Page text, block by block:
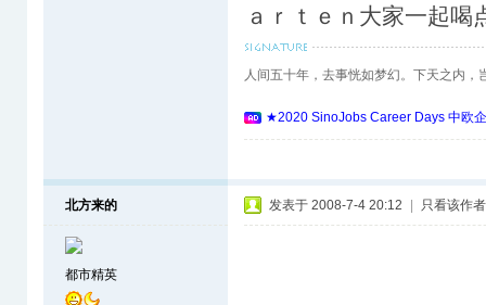
ａｒｔｅｎ大家一起
人间五十年，去事恍如梦幻。下天之内
★2020 SinoJobs Career Days 中欧
北方来的
都市精英
发表于 2008-7-4 20:12 只看该作者